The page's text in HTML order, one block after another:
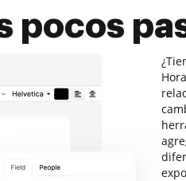
pocos